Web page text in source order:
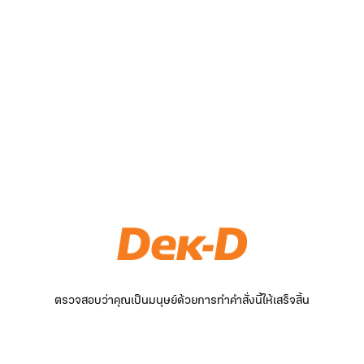
ตรวจสอบว่าคุณเป็นมนุษย์ด้วยการทำคำสั่งนี้ให้เสร็จสิ้น